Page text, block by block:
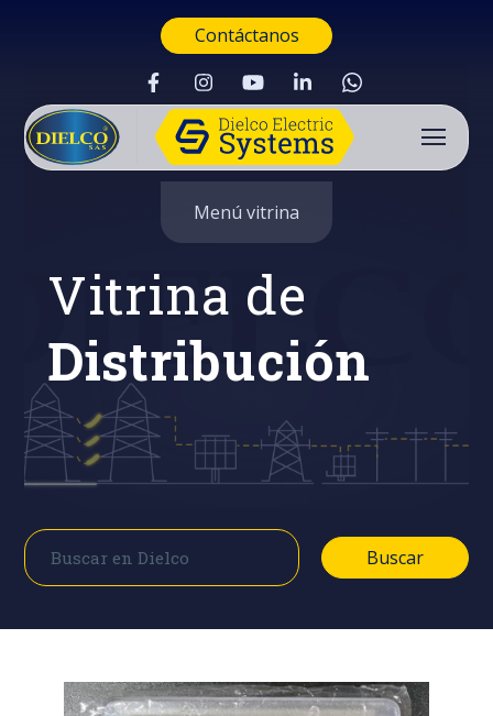
Contáctanos
Buscar
Menú vitrina
Vitrina de
Distribución
Buscar
Buscar